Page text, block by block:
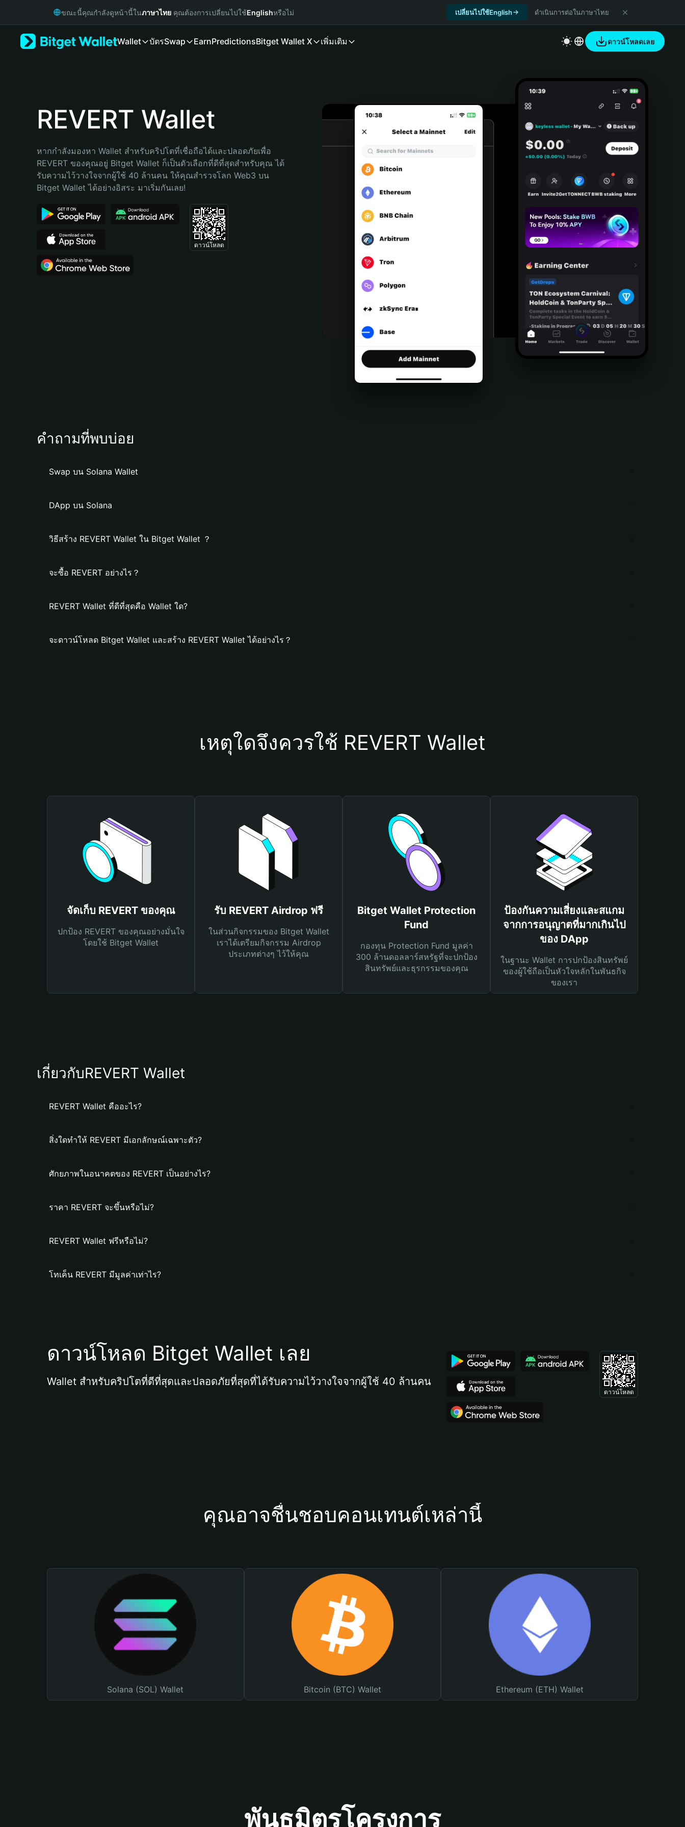
Русский
Bahasa Indonesia
Português (Brasil)
ขณะนี้คุณกำลังดูหน้านี้ในภาษาไทย คุณต้องการเปลี่ยนไปใช้Englishหรือไม่ เปลี่ยนไปใช้English ดำเนินการต่อในภาษาไทย
Wallet บัตรSwap EarnPredictionsBitget Wallet X เพิ่มเติม ดาวน์โหลดเลย
REVERT Wallet
หากกำลังมองหา Wallet สำหรับคริปโตที่เชื่อถือได้และปลอดภัยเพื่อ
REVERT ของคุณอยู่ Bitget Wallet ก็เป็นตัวเลือกที่ดีที่สุดสำหรับคุณ ได้
รับความไว้วางใจจากผู้ใช้ 40 ล้านคน ให้คุณสำรวจโลก Web3 บน
Bitget Wallet ได้อย่างอิสระ มาเริ่มกันเลย!
ดาวน์โหลด
คำถามที่พบบ่อย
Swap บน Solana Wallet
DApp บน Solana
วิธีสร้าง REVERT Wallet ใน Bitget Wallet ？
จะซื้อ REVERT อย่างไร？
REVERT Wallet ที่ดีที่สุดคือ Wallet ใด?
จะดาวน์โหลด Bitget Wallet และสร้าง REVERT Wallet ได้อย่างไร？
เหตุใดจึงควรใช้ REVERT Wallet
จัดเก็บ REVERT ของคุณ
ปกป้อง REVERT ของคุณอย่างมั่นใจ
โดยใช้ Bitget Wallet
รับ REVERT Airdrop ฟรี
ในส่วนกิจกรรมของ Bitget Wallet
เราได้เตรียมกิจกรรม Airdrop
ประเภทต่างๆ ไว้ให้คุณ
Bitget Wallet Protection
Fund
กองทุน Protection Fund มูลค่า
300 ล้านดอลลาร์สหรัฐที่จะปกป้อง
สินทรัพย์และธุรกรรมของคุณ
ป้องกันความเสี่ยงและสแกม
จากการอนุญาตที่มากเกินไป
ของ DApp
ในฐานะ Wallet การปกป้องสินทรัพย์
ของผู้ใช้ถือเป็นหัวใจหลักในพันธกิจ
ของเรา
เกี่ยวกับREVERT Wallet
REVERT Wallet คืออะไร?
สิ่งใดทำให้ REVERT มีเอกลักษณ์เฉพาะตัว?
ศักยภาพในอนาคตของ REVERT เป็นอย่างไร?
ราคา REVERT จะขึ้นหรือไม่?
REVERT Wallet ฟรีหรือไม่?
โทเค็น REVERT มีมูลค่าเท่าไร?
ดาวน์โหลด Bitget Wallet เลย
Wallet สำหรับคริปโตที่ดีที่สุดและปลอดภัยที่สุดที่ได้รับความไว้วางใจจากผู้ใช้ 40 ล้านคน
ดาวน์โหลด
คุณอาจชื่นชอบคอนเทนต์เหล่านี้
Solana (SOL) Wallet Bitcoin (BTC) Wallet Ethereum (ETH) Wallet
พันธมิตรโครงการ